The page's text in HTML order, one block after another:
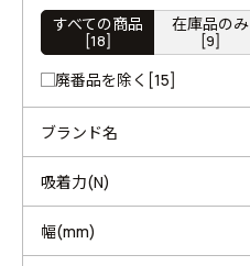
すべての商品
[18]
在庫品のみ
[9]
廃番品を除く[15]
ブランド名
吸着力(N)
幅(mm)